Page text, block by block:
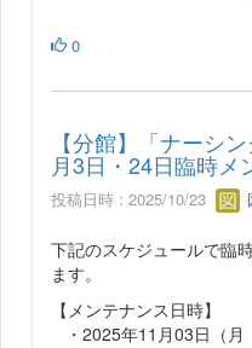
0
【分館】「ナーシ
月3日・24日臨時
投稿日時 : 2025/10/23
下記のスケジュールで臨
ます。
【メンテナンス日時】
・2025年11月03日（月